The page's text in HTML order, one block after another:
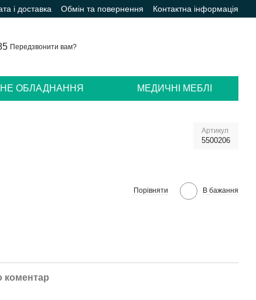
і доставка Обмін та повернення Контактна інформація
Передзвонити вам?
ОБЛАДНАННЯ МЕДИЧНІ МЕБЛІ
Артикул
5500206
Порівняти В бажання
коментар